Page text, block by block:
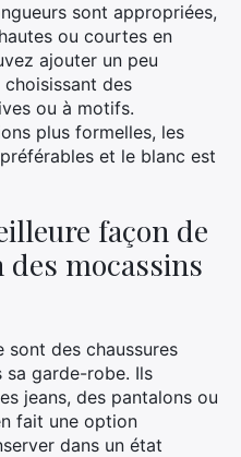
sont appropriées,
ou courtes en
ajouter un peu
des
ou à motifs.
plus formelles, les
et le blanc est
façon de
mocassins
sont des chaussures
sa garde-robe. Ils
jeans, des pantalons ou
fait une option
dans un état